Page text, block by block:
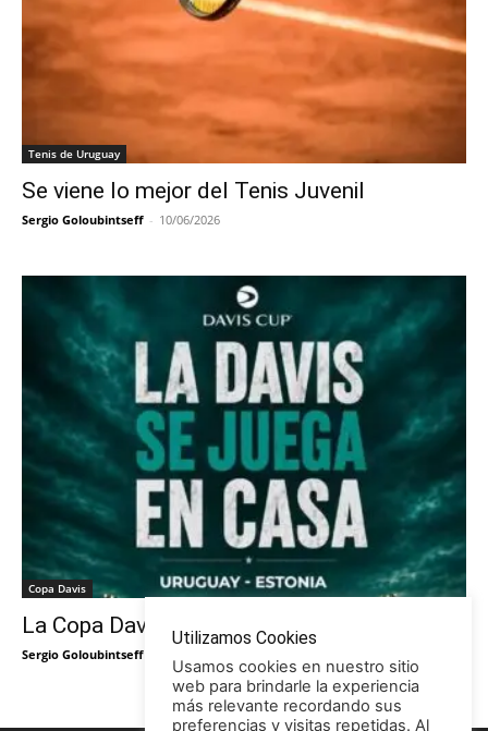
Tenis de Uruguay
Se viene lo mejor del Tenis Juvenil
Sergio Goloubintseff - 10/06/2026
Copa Davis
La Copa Davis vuelve al Círculo
Sergio Goloubintseff
Utilizamos Cookies
Usamos cookies en nuestro sitio
web para brindarle la experiencia
más relevante recordando sus
preferencias y visitas repetidas. Al